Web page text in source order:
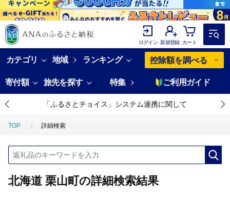
ログイン 新規登録 カート
カテゴリ 地域 ランキング 控除額を調べる
寄付額 旅先を探す 特集 ご利用ガイド
「ふるさとチョイス」システム連携に関して
TOP 詳細検索
北海道 栗山町の詳細検索結果